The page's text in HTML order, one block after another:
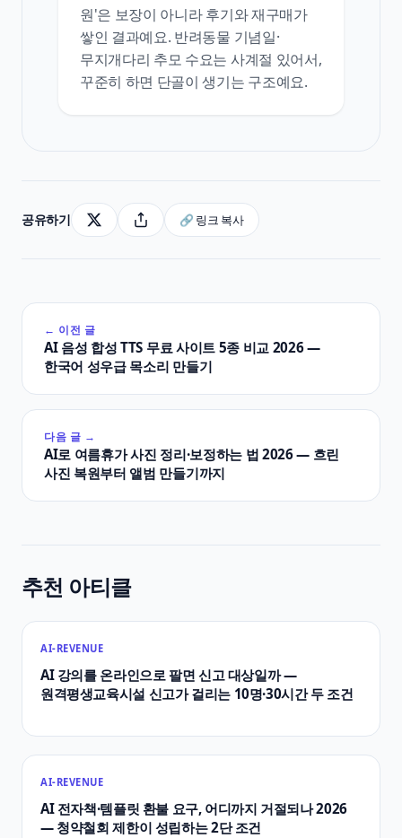
원'은 보장이 아니라 후기와 재구매가
쌓인 결과예요. 반려동물 기념일·
무지개다리 추모 수요는 사계절 있어서,
꾸준히 하면 단골이 생기는 구조예요.
공유하기 🔗 링크 복사
← 이전 글
AI 음성 합성 TTS 무료 사이트 5종 비교 2026 —
한국어 성우급 목소리 만들기
다음 글 →
AI로 여름휴가 사진 정리·보정하는 법 2026 — 흐린
사진 복원부터 앨범 만들기까지
추천 아티클
AI-REVENUE
AI 강의를 온라인으로 팔면 신고 대상일까 —
원격평생교육시설 신고가 걸리는 10명·30시간 두 조건
AI-REVENUE
AI 전자책·템플릿 환불 요구, 어디까지 거절되나 2026
— 청약철회 제한이 성립하는 2단 조건